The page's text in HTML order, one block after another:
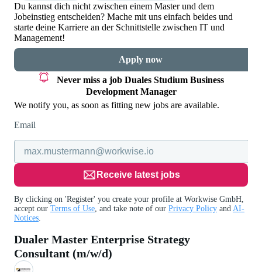
Du kannst dich nicht zwischen einem Master und dem
Jobeinstieg entscheiden? Mache mit uns einfach beides und
starte deine Karriere an der Schnittstelle zwischen IT und
Management!
Apply now
Never miss a job Duales Studium Business
Development Manager
We notify you, as soon as fitting new jobs are available.
Email
Receive latest jobs
By clicking on 'Register' you create your profile at Workwise GmbH,
accept our Terms of Use , and take note of our Privacy Policy and AI-
Notices
Dualer Master Enterprise Strategy
Consultant (m/w/d)